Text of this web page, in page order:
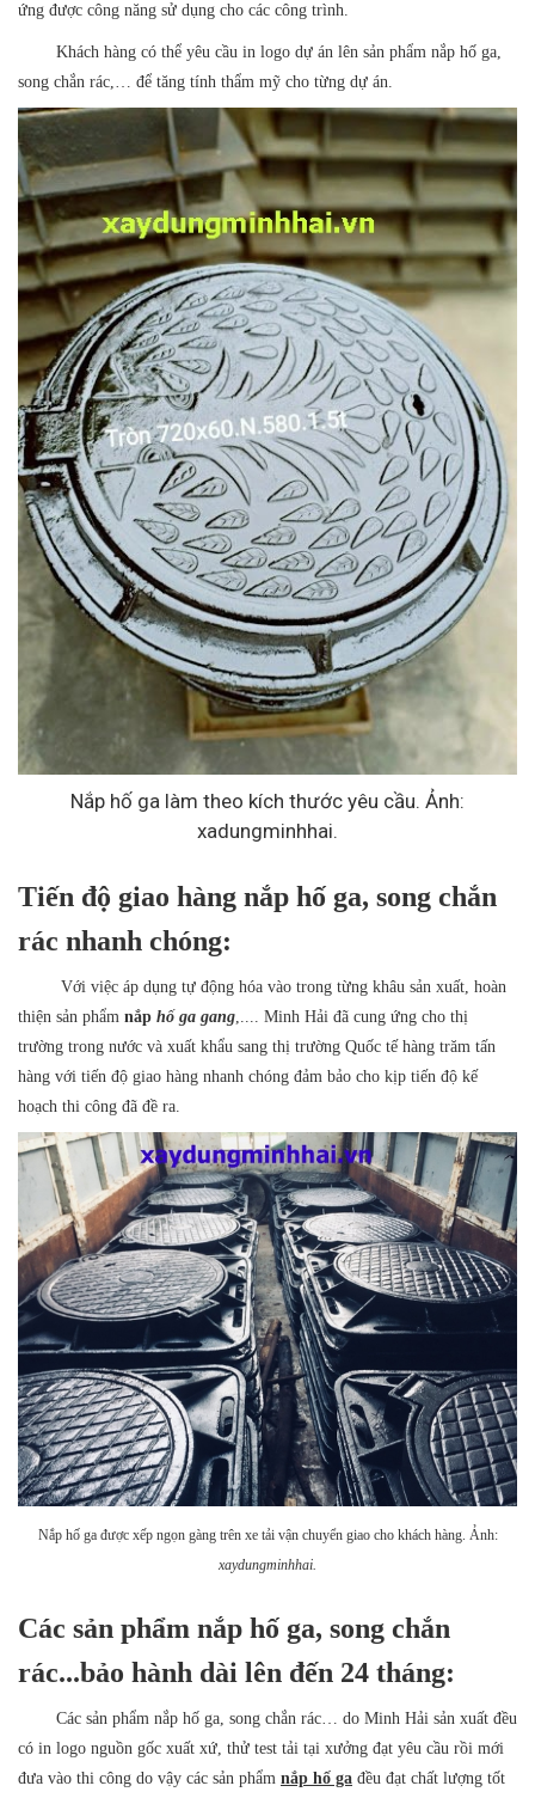
ứng được công năng sử dụng cho các công trình.
Khách hàng có thể yêu cầu in logo dự án lên sản phẩm nắp hố ga,
song chắn rác,… để tăng tính thẩm mỹ cho từng dự án.
Nắp hố ga làm theo kích thước yêu cầu. Ảnh:
xadungminhhai.
Tiến độ giao hàng nắp hố ga, song chắn
rác nhanh chóng:
Với việc áp dụng tự động hóa vào trong từng khâu sản xuất, hoàn
thiện sản phẩm nắp hố ga gang
.... Minh Hải đã cung ứng cho thị
trường trong nước và xuất khẩu sang thị trường Quốc tế hàng trăm tấn
hàng với tiến độ giao hàng nhanh chóng đảm bảo cho kịp tiến độ kế
hoạch thi công đã đề ra.
Nắp hố ga được xếp ngọn gàng trên xe tải vận chuyển giao cho khách hàng. Ảnh:
xaydungminhhai.
Các sản phẩm nắp hố ga, song chắn
rác...bảo hành dài lên đến 24 tháng:
Các sản phẩm nắp hố ga, song chắn rác… do Minh Hải sản xuất đều
có in logo nguồn gốc xuất xứ, thử test tải tại xưởng đạt yêu cầu rồi mới
đưa vào thi công do vậy các sản phẩm nắp hố ga đều đạt chất lượng tốt